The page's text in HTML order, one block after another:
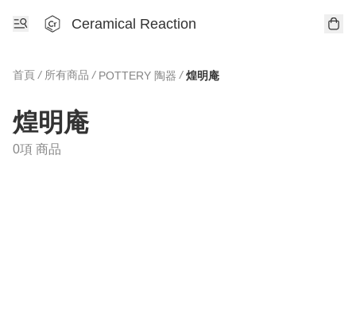
Ceramical Reaction
首頁 / 所有商品 / POTTERY 陶器 / 煌明庵
煌明庵
0項 商品